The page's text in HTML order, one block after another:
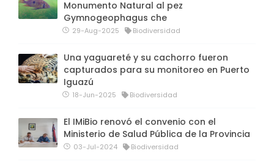
Monumento Natural al pez
Gymnogeophagus che
29-Aug-2025 Biodiversidad
Una yaguareté y su cachorro fueron
capturados para su monitoreo en Puerto
Iguazú
18-Jun-2025 Biodiversidad
El IMiBio renovó el convenio con el
Ministerio de Salud Pública de la Provincia
03-Jul-2024 Biodiversidad